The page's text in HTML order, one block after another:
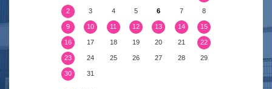
2 3 4 5 6 7 8
9 10 11 12 13 14 15
16 17 18 19 20 21 22
23 24 25 26 27 28 29
30 31